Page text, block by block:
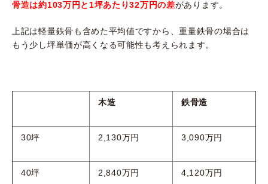
骨造は約103万円と1坪あたり32万円の差があります。
上記は軽量鉄骨も含めた平均値ですから、重量鉄骨の場合は
もう少し坪単価が高くなる可能性も考えられます。
木造 鉄骨造
30坪 2,130万円 3,090万円
40坪 2,840万円 4,120万円